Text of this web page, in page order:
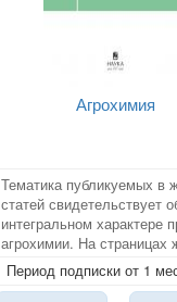
Агрохимия
Тематика публикуемых в
статей свидетельствует
интегральном характере
агрохимии. На страницах
печатаются результаты...
Период подписки от 1